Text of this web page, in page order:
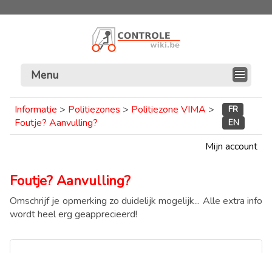
Menu
Informatie > Politiezones > Politiezone VIMA >
Foutje? Aanvulling?
FR
EN
Mijn account
Foutje? Aanvulling?
Omschrijf je opmerking zo duidelijk mogelijk... Alle extra info
wordt heel erg geapprecieerd!